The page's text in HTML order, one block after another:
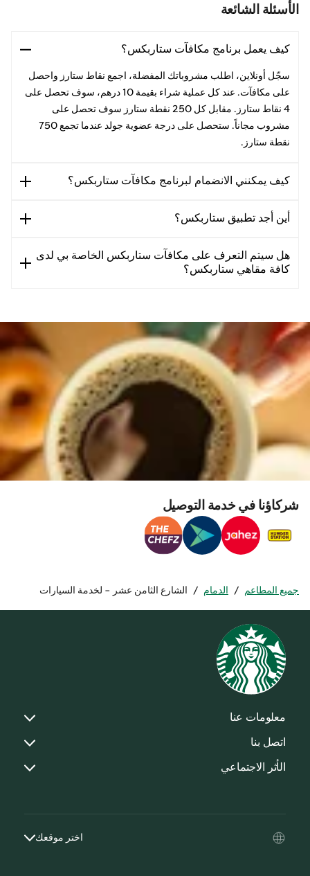
الأسئلة الشائعة
كيف يعمل برنامج مكافآت ستاربكس؟
سجّل أونلاين، اطلب مشروباتك المفضلة، اجمع نقاط ستارز واحصل
على مكافآت. عند كل عملية شراء بقيمة 10 درهم، سوف تحصل على
4 نقاط ستارز. مقابل كل 250 نقطة ستارز سوف تحصل على
مشروب مجاناً. ستحصل على درجة عضوية جولد عندما تجمع 750
نقطة ستارز.
كيف يمكنني الانضمام لبرنامج مكافآت ستاربكس؟
أين أجد تطبيق ستاربكس؟
هل سيتم التعرف على مكافآت ستاربكس الخاصة بي لدى
كافة مقاهي ستاربكس؟
شركاؤنا في خدمة التوصيل
جميع المطاعم / الدمام / الشارع الثامن عشر - لخدمة السيارات
معلومات عنا
اتصل بنا
الأثر الاجتماعي
اختر موقعك